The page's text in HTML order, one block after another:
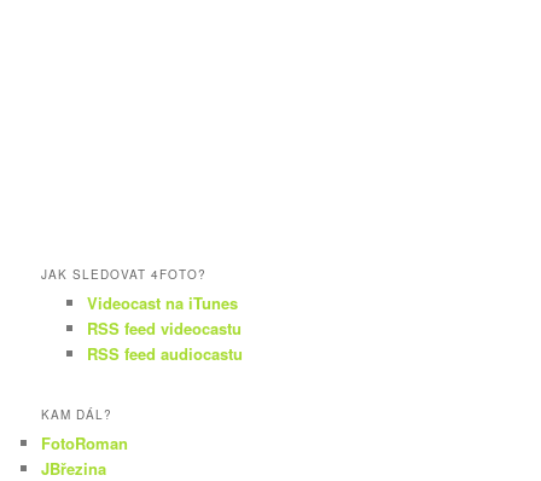
JAK SLEDOVAT 4FOTO?
Videocast na iTunes
RSS feed videocastu
RSS feed audiocastu
KAM DÁL?
FotoRoman
JBřezina